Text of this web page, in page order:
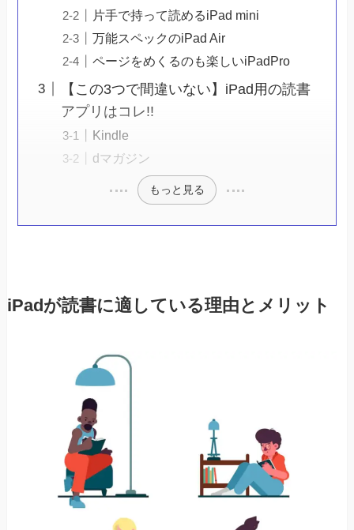
片手で持って読めるiPad mini
万能スペックのiPad Air
ページをめくるのも楽しいiPadPro
【この3つで間違いない】iPad用の読書
アプリはコレ!!
Kindle
dマガジン
もっと見る
iPadが読書に適している理由とメリット